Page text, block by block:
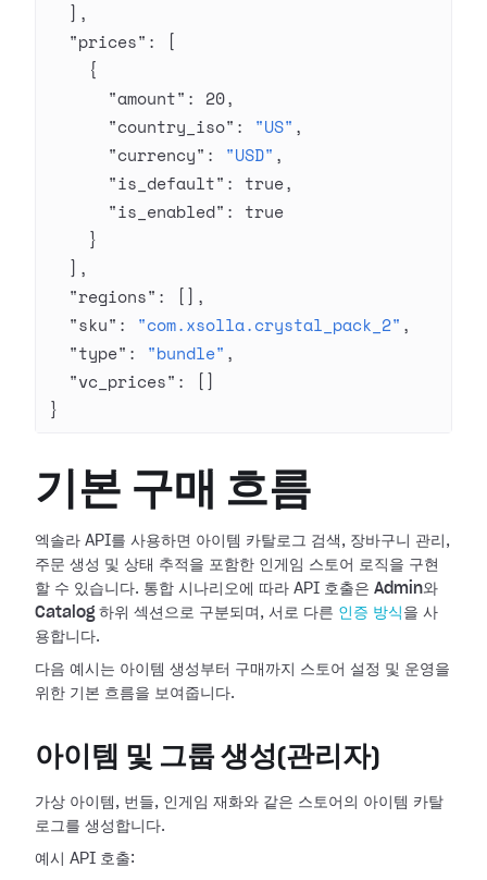
  ],
  "prices"
: [
    {
      "amount"
: 20,
      "country_iso"
: "US" ,
      "currency"
: "USD" ,
      "is_default"
: true,
      "is_enabled"
: true
    }
  ],
  "regions"
: [],
  "sku"
: "com.xsolla.crystal_pack_2" ,
  "type"
: "bundle" ,
  "vc_prices"
: []
}
기본 구매 흐름
엑솔라 API를 사용하면 아이템 카탈로그 검색, 장바구니 관리,
주문 생성 및 상태 추적을 포함한 인게임 스토어 로직을 구현
할 수 있습니다. 통합 시나리오에 따라 API 호출은 Admin와
Catalog 하위 섹션으로 구분되며, 서로 다른 인증 방식 을 사
용합니다.
다음 예시는 아이템 생성부터 구매까지 스토어 설정 및 운영을
위한 기본 흐름을 보여줍니다.
아이템 및 그룹 생성(관리자)
가상 아이템, 번들, 인게임 재화와 같은 스토어의 아이템 카탈
로그를 생성합니다.
예시 API 호출: